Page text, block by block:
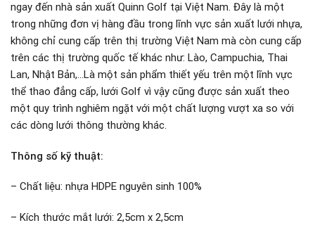
ngay đến nhà sản xuất Quinn Golf tại Việt Nam. Đây là một
trong những đơn vị hàng đầu trong lĩnh vực sản xuất lưới nhựa,
không chỉ cung cấp trên thị trường Việt Nam mà còn cung cấp
trên các thị trường quốc tế khác như: Lào, Campuchia, Thai
Lan, Nhật Bản,…Là một sản phẩm thiết yếu trên một lĩnh vực
thể thao đẳng cấp, lưới Golf vì vậy cũng được sản xuất theo
một quy trình nghiêm ngặt với một chất lượng vượt xa so với
các dòng lưới thông thường khác.
Thông số kỹ thuật:
– Chất liệu: nhựa HDPE nguyên sinh 100%
– Kích thước mắt lưới: 2,5cm x 2,5cm